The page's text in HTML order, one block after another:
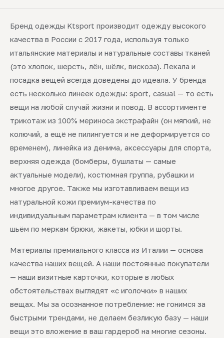
Бренд одежды Ktsport производит одежду высокого
качества в России с 2017 года, используя только
итальянские материалы и натуральные составы тканей
(это хлопок, шерсть, лён, шёлк, вискоза). Лекала и
посадка вещей всегда доведены до идеала. У бренда
есть несколько линеек одежды: sport, casual — то есть
вещи на любой случай жизни и повод. В ассортименте
трикотаж из 100% мериноса экстрафайн (он мягкий, не
колючий, а ещё не пилингуется и не деформируется со
временем), линейка из денима, аксессуары для спорта,
верхняя одежда (бомберы, бушлаты — самые
актуальные модели), костюмная группа, рубашки и
многое другое. Также мы изготавливаем вещи из
натуральной кожи премиум-качества по
индивидуальным параметрам клиента — в том числе
шьём по меркам брюки, жакеты, юбки и шорты.
Материалы премиального класса из Италии — основа
качества наших вещей. А наши постоянные покупатели
— наши визитные карточки, которые в любых
обстоятельствах выглядят «с иголочки» в наших
вещах. Мы за осознанное потребление: не гонимся за
быстрыми трендами, не делаем безликую базу — наши
вещи это вложение в ваш гардероб на многие сезоны.